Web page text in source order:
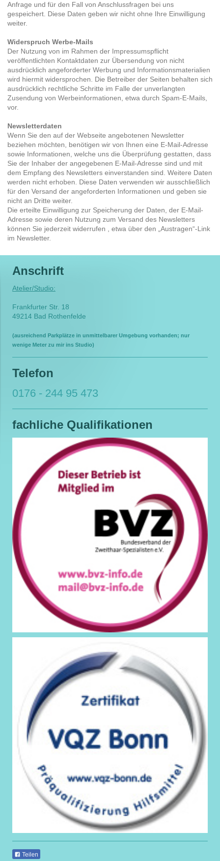
Anfrage und für den Fall von Anschlussfragen bei uns
gespeichert. Diese Daten geben wir nicht ohne Ihre Einwilligung
weiter.
Widerspruch Werbe-Mails
Der Nutzung von im Rahmen der Impressumspflicht
veröffentlichten Kontaktdaten zur Übersendung von nicht
ausdrücklich angeforderter Werbung und Informationsmaterialien
wird hiermit widersprochen. Die Betreiber der Seiten behalten sich
ausdrücklich rechtliche Schritte im Falle der unverlangten
Zusendung von Werbeinformationen, etwa durch Spam-E-Mails,
vor.
Newsletterdaten
Wenn Sie den auf der Webseite angebotenen Newsletter
beziehen möchten, benötigen wir von Ihnen eine E-Mail-Adresse
sowie Informationen, welche uns die Überprüfung gestatten, dass
Sie der Inhaber der angegebenen E-Mail-Adresse sind und mit
dem Empfang des Newsletters einverstanden sind. Weitere Daten
werden nicht erhoben. Diese Daten verwenden wir ausschließlich
für den Versand der angeforderten Informationen und geben sie
nicht an Dritte weiter.
Die erteilte Einwilligung zur Speicherung der Daten, der E-Mail-
Adresse sowie deren Nutzung zum Versand des Newsletters
können Sie jederzeit widerrufen , etwa über den „Austragen“-Link
im Newsletter.
Anschrift
Atelier/Studio:
Frankfurter Str. 18
49214 Bad Rothenfelde
(ausreichend Parkplätze in unmittelbarer Umgebung vorhanden; nur
wenige Meter zu mir ins Studio)
Telefon
0176 - 244 95 473
fachliche Qualifikationen
Teilen